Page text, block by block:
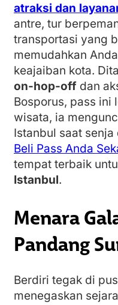
atraksi dan
antre, tur
transportasi yang
memudahkan
keajaiban kota.
on-hop-off dan
Bosporus, pass ini
wisata, ia
Istanbul saat
Beli Pass Anda
tempat terbaik
Istanbul.
Menara
Pandang
Berdiri tegak di
menegaskan